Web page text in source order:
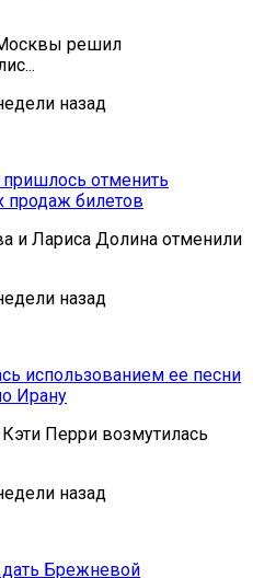
решил
назад
отменить
продаж билетов
и Лариса Долина отменили
назад
использованием ее песни
Ирану
Перри возмутилась
назад
Брежневой